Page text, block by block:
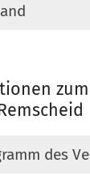
zum
des